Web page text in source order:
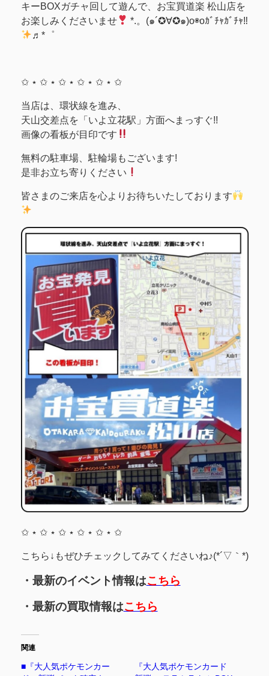
キーBOXガチャ回して遊んで、お宝買道楽 松山店を
お楽しみくださいませ
*.。(๑´✪∀✪๑)o◉oｶﾞﾁｬｶﾞﾁｬ‼︎
♬*゜
✩ ⋆ ✩ ⋆ ✩ ⋆ ✩ ⋆ ✩ ⋆ ✩
当店は、環状線を進み、
天山交差点を「いよ立花駅」方面へまっすぐ!!
画像の看板が目印です
無料の駐車場、駐輪場もございます!
是非お立ち寄りください
皆さまのご来店を心よりお待ちいたしております
✩ ⋆ ✩ ⋆ ✩ ⋆ ✩ ⋆ ✩ ⋆ ✩
こちら↓もぜひチェックしてみてくださいね♪(*´▽｀*)
・最新のイベント情報はこちら
・最新の買取情報はこちら
関連
■『大人気ポケモンカー
『大人気ポケモンカード